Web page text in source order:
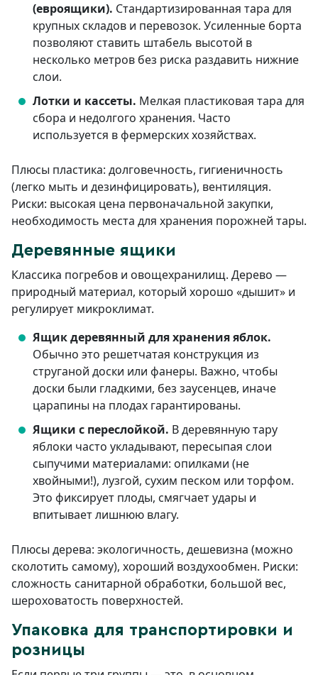
(евроящики). Стандартизированная тара для
крупных складов и перевозок. Усиленные борта
позволяют ставить штабель высотой в
несколько метров без риска раздавить нижние
слои.
Лотки и кассеты. Мелкая пластиковая тара для
сбора и недолгого хранения. Часто
используется в фермерских хозяйствах.
Плюсы пластика: долговечность, гигиеничность
(легко мыть и дезинфицировать), вентиляция.
Риски: высокая цена первоначальной закупки,
необходимость места для хранения порожней тары.
Деревянные ящики
Классика погребов и овощехранилищ. Дерево —
природный материал, который хорошо «дышит» и
регулирует микроклимат.
Ящик деревянный для хранения яблок.
Обычно это решетчатая конструкция из
струганой доски или фанеры. Важно, чтобы
доски были гладкими, без заусенцев, иначе
царапины на плодах гарантированы.
Ящики с переслойкой. В деревянную тару
яблоки часто укладывают, пересыпая слои
сыпучими материалами: опилками (не
хвойными!), лузгой, сухим песком или торфом.
Это фиксирует плоды, смягчает удары и
впитывает лишнюю влагу.
Плюсы дерева: экологичность, дешевизна (можно
сколотить самому), хороший воздухообмен. Риски:
сложность санитарной обработки, большой вес,
шероховатость поверхностей.
Упаковка для транспортировки и
розницы